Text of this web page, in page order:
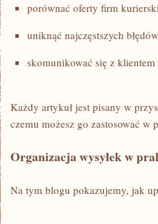
porównać oferty firm
uniknąć najczęstszych
skomunikować się z
Każdy artykuł jest pisany w
czemu możesz go zastosować w
Organizacja wysyłek w
Na tym blogu pokazujemy, jak